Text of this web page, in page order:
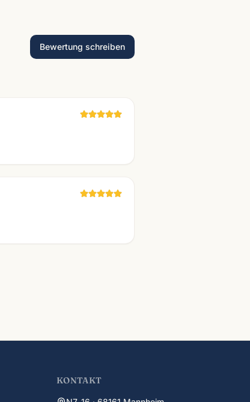
Bewertung schreiben
KONTAKT